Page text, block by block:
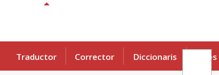
Traductor Corrector Diccionaris Eines